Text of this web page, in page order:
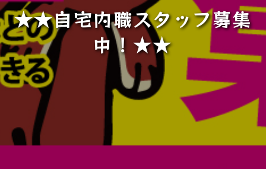
★★自宅内職スタッフ募集
中！★★